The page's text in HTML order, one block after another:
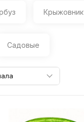
Крыжовник
Садовые